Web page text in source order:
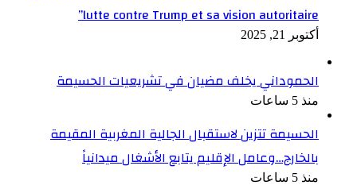
lutte contre Trump et sa vision autoritaire”
أكتوبر 21, 2025
الحموداني يخلف مضيان في تشريعيات الحسيمة
منذ 5 ساعات
الحسيمة تتزين لاستقبال الجالية المغربية المقيمة
بالخارج…وعامل الإقليم يتابع الأشغال ميدانياً
منذ 5 ساعات